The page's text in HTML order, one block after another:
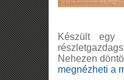
Készült
Nehezen
megnézheti a